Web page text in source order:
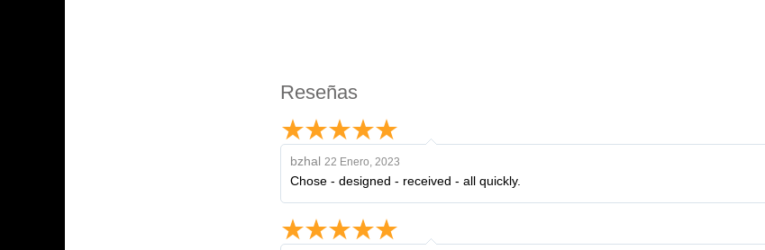
Reseñas
bzhal 22 Enero, 2023
Chose - designed - received - all quickly.